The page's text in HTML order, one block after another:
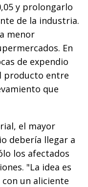
y prolongarlo
de la industria.
menor
En
de expendio
producto entre
que
el mayor
debería llegar a
los afectados
"La idea es
un aliciente